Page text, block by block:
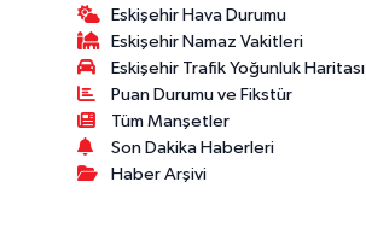
Eskişehir Hava Durumu
Eskişehir Namaz Vakitleri
Eskişehir Trafik Yoğunluk Haritası
Puan Durumu ve Fikstür
Tüm Manşetler
Son Dakika Haberleri
Haber Arşivi